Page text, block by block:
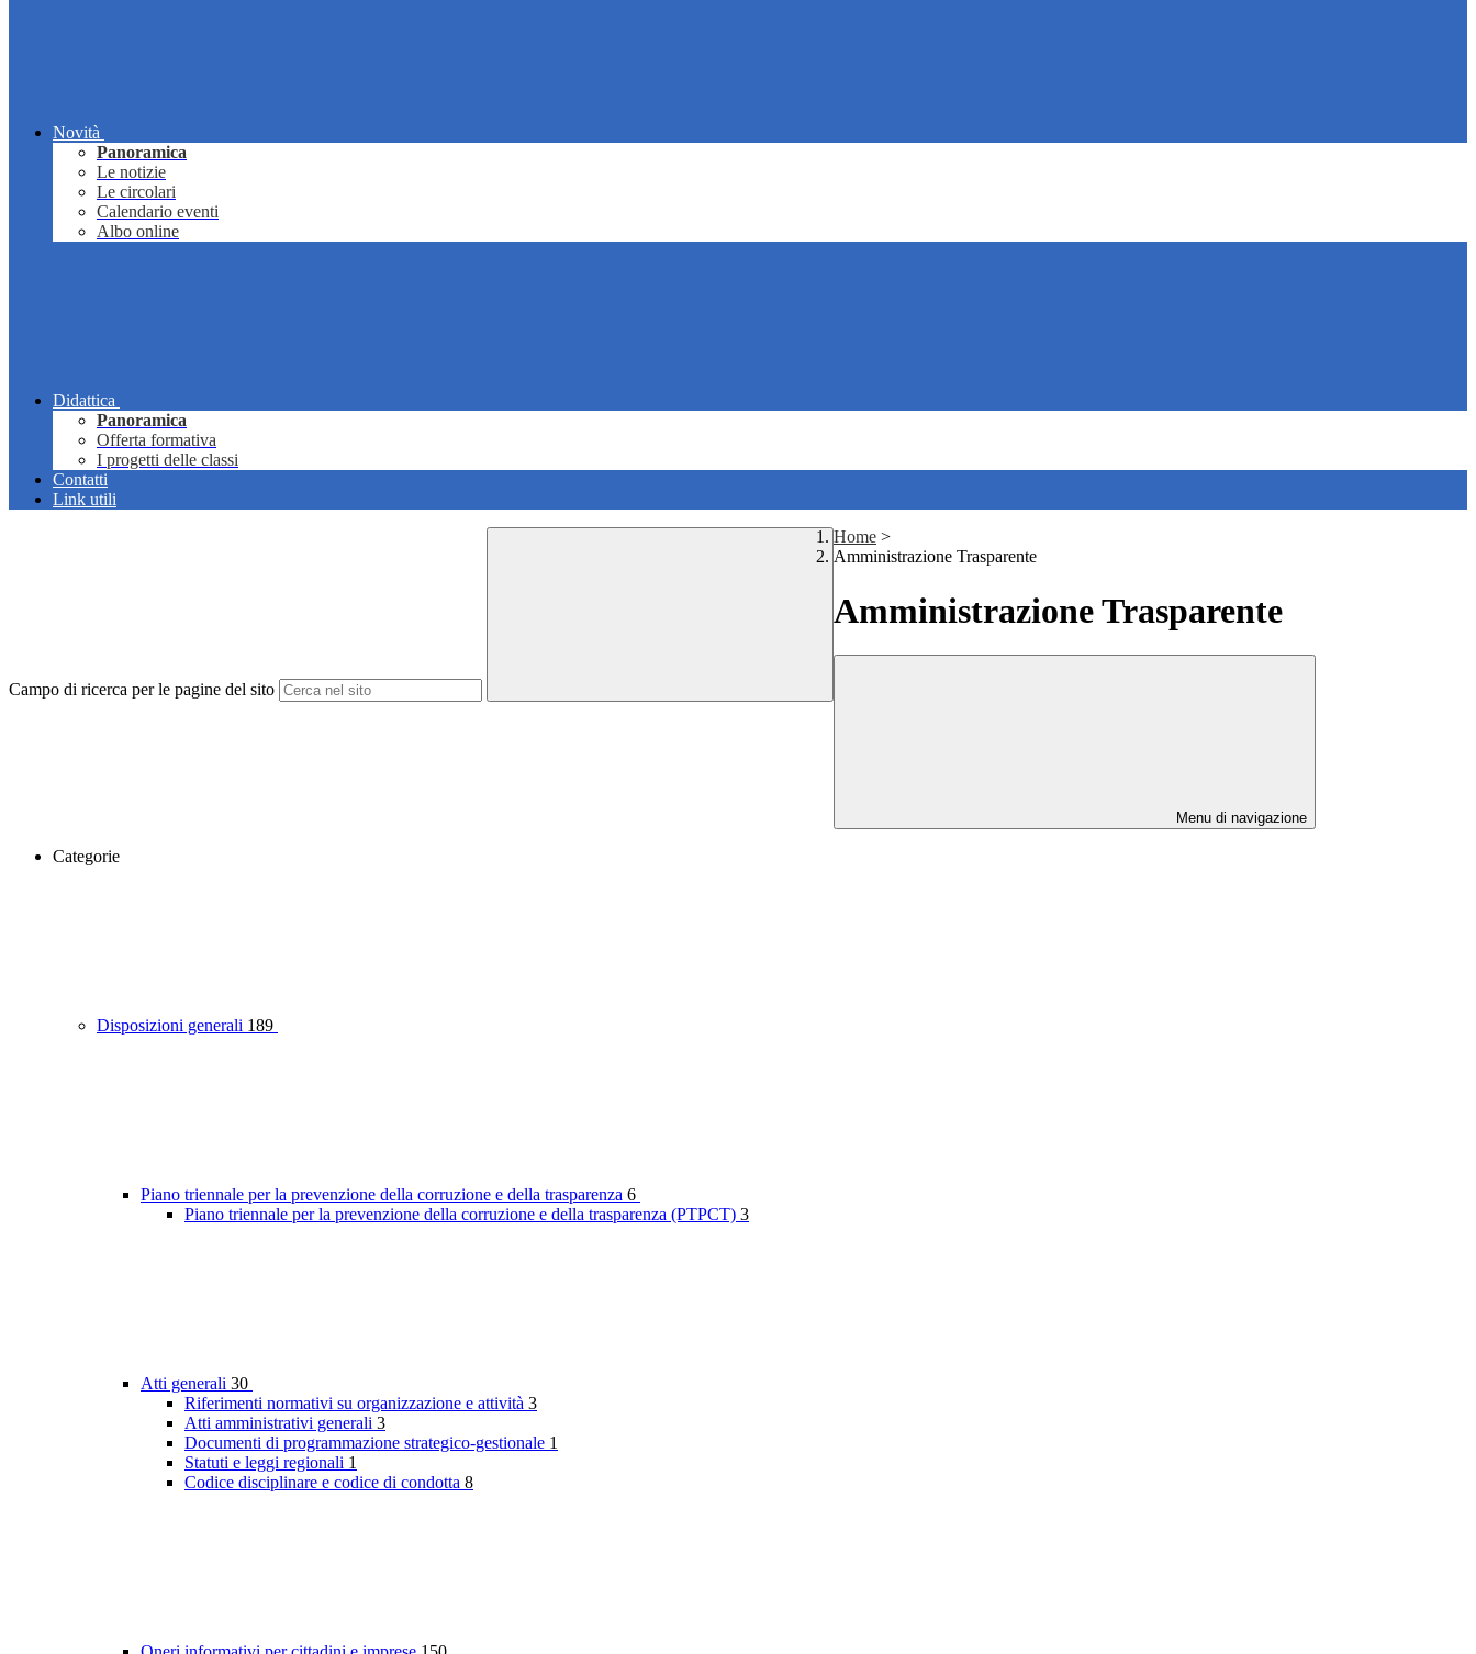
Novità
Panoramica
Le notizie
Le circolari
Calendario eventi
Albo online
Didattica
Panoramica
Offerta formativa
I progetti delle classi
Contatti
Link utili
Campo di ricerca per le pagine del sito
Home >
Amministrazione Trasparente
Amministrazione Trasparente
Menu di navigazione
Categorie
Disposizioni generali 189
Piano triennale per la prevenzione della corruzione e della trasparenza 6
Piano triennale per la prevenzione della corruzione e della trasparenza (PTPCT) 3
Atti generali 30
Riferimenti normativi su organizzazione e attività 3
Atti amministrativi generali 3
Documenti di programmazione strategico-gestionale 1
Statuti e leggi regionali 1
Codice disciplinare e codice di condotta 8